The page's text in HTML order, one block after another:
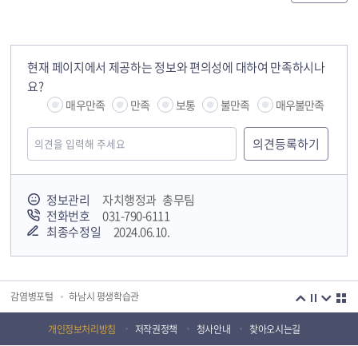
현재 페이지에서 제공하는 정보와 편의성에 대하여 만족하시나
요?
매우만족 만족 보통 불만족 매우불만족
정보관리
자치행정과 총무팀
전화번호
031-790-6111
최종수정일
2024.06.10.
국민안전교육플랫폼
감염병포털 하남시 평생학습관
하남혁신교육지구 huic 하남도시공사
개인정보처리방침 저작권정책 청사안내 찾아오시는길